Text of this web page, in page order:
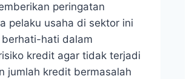
peringatan
pelaku usaha di sektor ini
hati dalam
kredit agar tidak terjadi
jumlah kredit bermasalah